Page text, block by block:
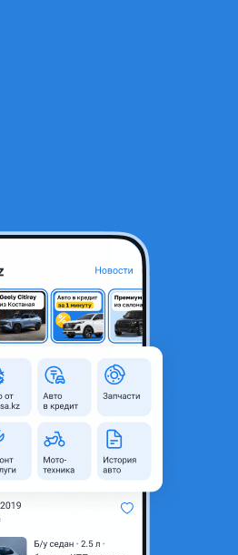
(правая) Toyota Camry (v20)
Алматы, Алматинская
область
Новая